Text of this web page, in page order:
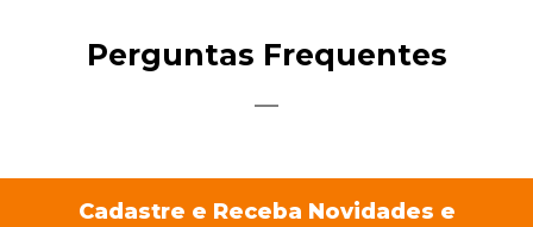
Perguntas Frequentes
Cadastre e Receba Novidades e